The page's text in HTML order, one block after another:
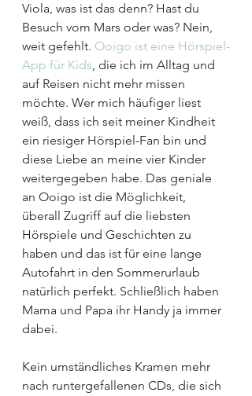
Viola, was ist das denn? Hast du
Besuch vom Mars oder was? Nein,
weit gefehlt. Ooigo ist eine Hörspiel-
App für Kids, die ich im Alltag und
auf Reisen nicht mehr missen
möchte. Wer mich häufiger liest
weiß, dass ich seit meiner Kindheit
ein riesiger Hörspiel-Fan bin und
diese Liebe an meine vier Kinder
weitergegeben habe. Das geniale
an Ooigo ist die Möglichkeit,
überall Zugriff auf die liebsten
Hörspiele und Geschichten zu
haben und das ist für eine lange
Autofahrt in den Sommerurlaub
natürlich perfekt. Schließlich haben
Mama und Papa ihr Handy ja immer
dabei.
Kein umständliches Kramen mehr
nach runtergefallenen CDs, die sich